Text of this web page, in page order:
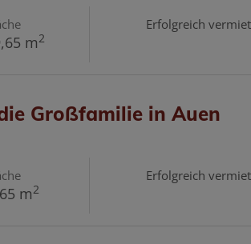
m2
Erfolgreich
Großfamilie in Auen
m2
Erfolgreich